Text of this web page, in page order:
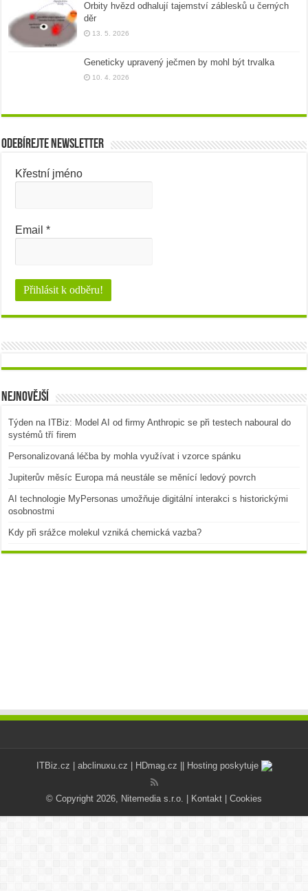
Orbity hvězd odhalují tajemství záblesků u černých
děr
13. 5. 2026
Geneticky upravený ječmen by mohl být trvalka
10. 4. 2026
Odebírejte newsletter
Křestní jméno
Email*
Nejnovější
Týden na ITBiz: Model AI od firmy Anthropic se při testech naboural do
systémů tří firem
Personalizovaná léčba by mohla využívat i vzorce spánku
Jupiterův měsíc Europa má neustále se měnící ledový povrch
AI technologie MyPersonas umožňuje digitální interakci s historickými
osobnostmi
Kdy při srážce molekul vzniká chemická vazba?
ITBiz.cz | abclinuxu.cz | HDmag.cz || Hosting poskytuje
© Copyright 2026, Nitemedia s.r.o. | Kontakt | Cookies